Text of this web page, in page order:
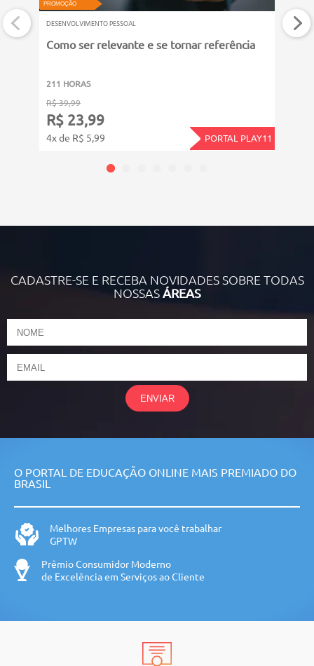
PROMOÇÃO
DESENVOLVIMENTO PESSOAL
Como ser relevante e se tornar referência
211 HORAS
R$ 39,99
R$ 23,99
4x de R$ 5,99 PORTAL PLAY11
CADASTRE-SE E RECEBA NOVIDADES SOBRE TODAS
NOSSAS ÁREAS
ENVIAR
O PORTAL DE EDUCAÇÃO ONLINE MAIS PREMIADO DO
BRASIL
Melhores Empresas para você trabalhar
GPTW
Prêmio Consumidor Moderno
de Excelência em Serviços ao Cliente